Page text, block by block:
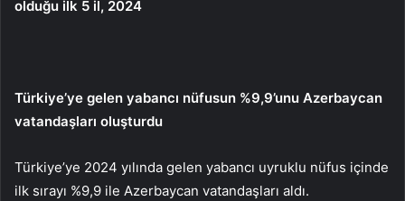
olduğu ilk 5 il, 2024
Türkiye’ye gelen yabancı nüfusun %9,9’unu Azerbaycan
vatandaşları oluşturdu
Türkiye’ye 2024 yılında gelen yabancı uyruklu nüfus içinde
ilk sırayı %9,9 ile Azerbaycan vatandaşları aldı.